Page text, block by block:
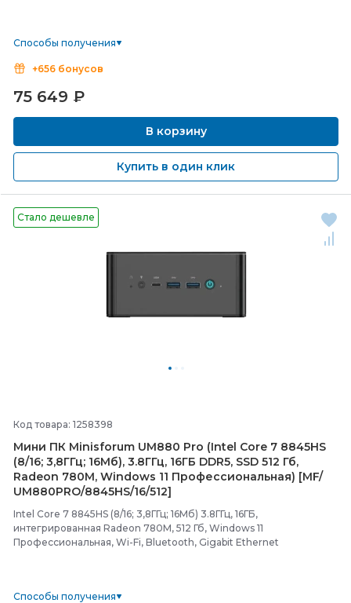
Способы получения
+656 бонусов
75 649 ₽
В корзину
Купить в один клик
Стало дешевле
Код товара: 1258398
Мини ПК Minisforum UM880 Pro (Intel Core 7 8845HS
(8/16; 3,8ГГц; 16Мб), 3.8ГГц, 16ГБ DDR5, SSD 512 Гб,
Radeon 780M, Windows 11 Профессиональная) [MF/
UM880PRO/8845HS/16/512]
Intel Core 7 8845HS (8/16; 3,8ГГц; 16Мб) 3.8ГГц, 16ГБ,
интегрированная Radeon 780M, 512 Гб, Windows 11
Профессиональная, Wi-Fi, Bluetooth, Gigabit Ethernet
Способы получения